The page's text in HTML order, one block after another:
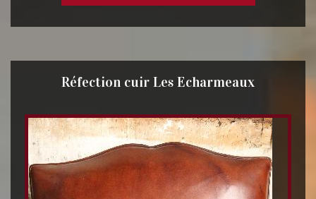
Réfection cuir Les Echarmeaux